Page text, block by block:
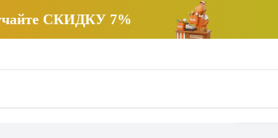
СКИДКУ 7%